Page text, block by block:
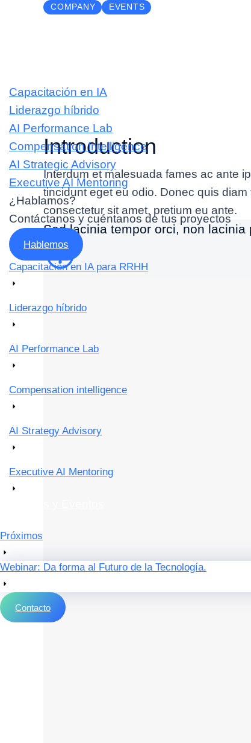
Capacitación en IA
Liderazgo híbrido
AI Performance Lab
Compensation Intelligence
AI Strategic Advisory
Executive AI Mentoring
¿Hablamos?
Contáctanos y cuéntanos de tus proyectos
Hablemos
Capacitación en IA para RRHH
Liderazgo híbrido
AI Performance Lab
Compensation intelligence
AI Strategy Advisory
Executive AI Mentoring
Próximos
Webinar: Da forma al Futuro de la Tecnología.
Contacto
COMPANY EVENTS
Glavrida
Introduction
Interdum et malesuada fames ac ante
tincidunt eget eu odio. Donec quis
consectetur sit amet, pretium eu ante.
Sed lacinia tempor orci, non